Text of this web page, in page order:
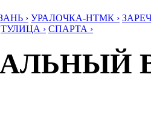
› УРАЛОЧКА-НТМК ›
ТУЛИЦА › СПАРТА ›